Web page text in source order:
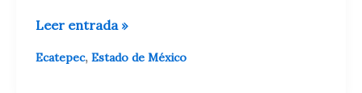
BUSCAMOS
GENERAL
Leer entrada »
Ecatepec, Estado de México